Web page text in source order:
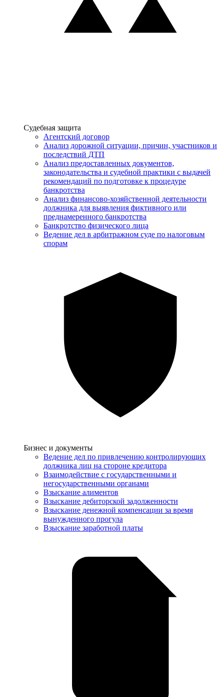
Услуги
Судебная защита
Агентский договор
Анализ дорожной ситуации, причин, участников и
последствий ДТП
Анализ предоставленных документов,
законодательства и судебной практики с выдачей
рекомендаций по подготовке к процедуре
банкротства
Анализ финансово-хозяйственной деятельности
должника для выявления фиктивного или
преднамеренного банкротства
Банкротство физического лица
Ведение дел в арбитражном суде по налоговым
спорам
Услуги
Бизнес и документы
Ведение дел по привлечению контролирующих
должника лиц на стороне кредитора
Взаимодействие с государственными и
негосударственными органами
Взыскание алиментов
Взыскание дебиторской задолженности
Взыскание денежной компенсации за время
вынужденного прогула
Взыскание заработной платы